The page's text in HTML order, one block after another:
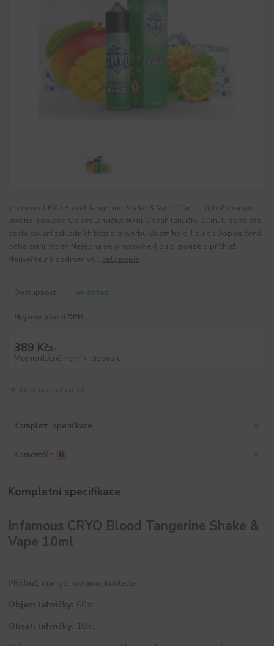
Infamous CRYO Blood Tangerine Shake & Vape 10ml Příchuť: mango,
kiwano, koolada Objem lahvičky: 60ml Obsah lahvičky: 10ml Určeno pro:
dochucování základních bází pro tvorbu vlastního e-liquidu Doporučená
doba zrání: týden Nejedná se o hotový e-liquid, pouze o příchuť!
Neuvěřitelně podmanivá... celý popis
Dostupnost na dotaz
Nejsme plátci DPH
389 Kč/ks
Momentálně není k dispozici
Kompletní specifikace
Komentáře 0
Kompletní specifikace
Infamous CRYO Blood Tangerine Shake &
Vape 10ml
Příchuť: mango, kiwano, koolada
Objem lahvičky: 60ml
Obsah lahvičky: 10ml